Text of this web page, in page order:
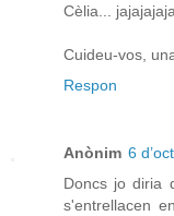
Cèlia...
Cuideu-vos,
Respon
Anònim 6
Doncs jo diria
s'entrellacen